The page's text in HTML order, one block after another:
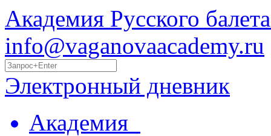
Академия Русского
info@vaganovaacademy.ru
Электронный дневник
Академия